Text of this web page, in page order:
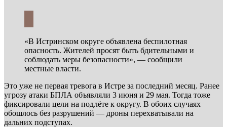
«В Истринском округе объявлена беспилотная
опасность. Жителей просят быть бдительными и
соблюдать меры безопасности», — сообщили
местные власти.
Это уже не первая тревога в Истре за последний месяц. Ранее
угрозу атаки БПЛА объявляли 3 июня и 29 мая. Тогда тоже
фиксировали цели на подлёте к округу. В обоих случаях
обошлось без разрушений — дроны перехватывали на
дальних подступах.